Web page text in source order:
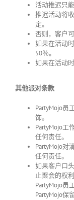
活动推迟只
推迟活动将
定。
否则，客户
如果在活动
50％。
如果在活动
其他派对条款
PartyMojo员
饰。
PartyMojo工
任何责任。
PartyMojo对
任何责任。
如果客户口
止聚会的权
PartyMojo员
PartyMojo保